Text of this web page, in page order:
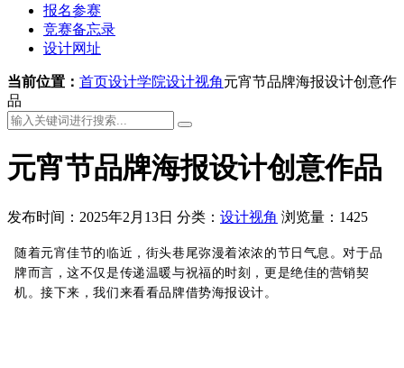
报名参赛
竞赛备忘录
设计网址
当前位置： 首页设计学院设计视角元宵节品牌海报设计创意作
品
元宵节品牌海报设计创意作品
发布时间：2025年2月13日 分类： 设计视角 浏览量：1425
随着元宵佳节的临近，街头巷尾弥漫着浓浓的节日气息。对于品
牌而言，这不仅是传递温暖与祝福的时刻，更是绝佳的营销契
机。接下来，我们来看看品牌借势海报设计。